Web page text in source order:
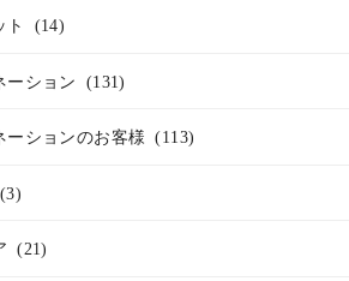
ト (14)
ーション (131)
ーションのお客様 (113)
(3)
(21)